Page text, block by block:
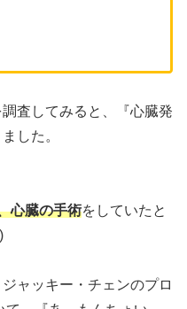
査してみると、『心臓発
した。
心臓の手術をしていたと
)
ャッキー・チェンのプロ